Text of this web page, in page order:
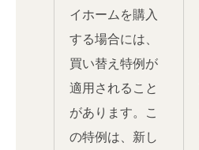
イホームを購入
する場合には、
買い替え特例が
適用されること
があります。こ
の特例は、新し